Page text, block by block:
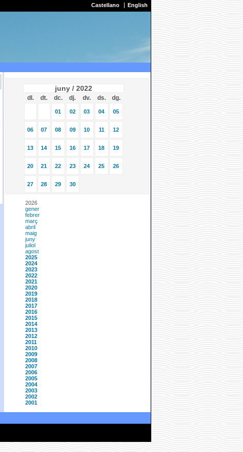
Castellano English
juny / 2022
dl. dt. dc. dj. dv. ds. dg.
01 02 03 04 05
06 07 08 09 10 11 12
13 14 15 16 17 18 19
20 21 22 23 24 25 26
27 28 29 30
2026
gener
febrer
març
abril
maig
juny
juliol
agost
2025
2024
2023
2022
2021
2020
2019
2018
2017
2016
2015
2014
2013
2012
2011
2010
2009
2008
2007
2006
2005
2004
2003
2002
2001